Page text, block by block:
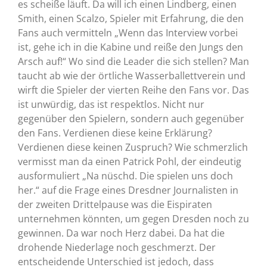
es scheiße läuft. Da will ich einen Lindberg, einen
Smith, einen Scalzo, Spieler mit Erfahrung, die den
Fans auch vermitteln „Wenn das Interview vorbei
ist, gehe ich in die Kabine und reiße den Jungs den
Arsch auf!“ Wo sind die Leader die sich stellen? Man
taucht ab wie der örtliche Wasserballettverein und
wirft die Spieler der vierten Reihe den Fans vor. Das
ist unwürdig, das ist respektlos. Nicht nur
gegenüber den Spielern, sondern auch gegenüber
den Fans. Verdienen diese keine Erklärung?
Verdienen diese keinen Zuspruch? Wie schmerzlich
vermisst man da einen Patrick Pohl, der eindeutig
ausformuliert „Na nüschd. Die spielen uns doch
her.“ auf die Frage eines Dresdner Journalisten in
der zweiten Drittelpause was die Eispiraten
unternehmen könnten, um gegen Dresden noch zu
gewinnen. Da war noch Herz dabei. Da hat die
drohende Niederlage noch geschmerzt. Der
entscheidende Unterschied ist jedoch, dass